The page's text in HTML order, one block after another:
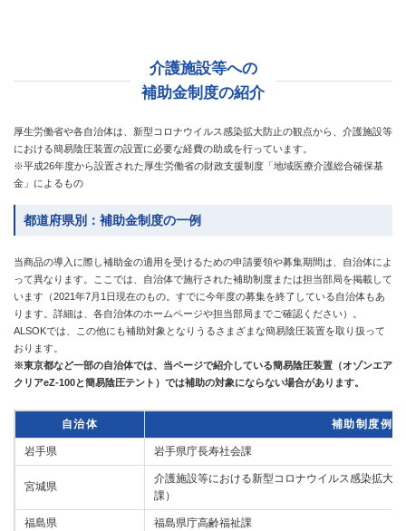
介護施設等への
補助金制度の紹介
厚生労働省や各自治体は、新型コロナウイルス感染拡大防止の観点から、介護施設等
における簡易陰圧装置の設置に必要な経費の助成を行っています。
※平成26年度から設置された厚生労働省の財政支援制度「地域医療介護総合確保基
金」によるもの
都道府県別：補助金制度の一例
当商品の導入に際し補助金の適用を受けるための申請要領や募集期間は、自治体によ
って異なります。ここでは、自治体で施行された補助制度または担当部局を掲載して
います（2021年7月1日現在のもの。すでに今年度の募集を終了している自治体もあ
ります。詳細は、各自治体のホームページや担当部局までご確認ください）。
ALSOKでは、この他にも補助対象となりうるさまざまな簡易陰圧装置を取り扱って
おります。
※東京都など一部の自治体では、当ページで紹介している簡易陰圧装置（オゾンエア
クリアeZ-100と簡易陰圧テント）では補助の対象にならない場合があります。
自治体 補助制度例
岩手県 岩手県庁長寿社会課
宮城県
介護施設等における新型コロナウイルス感染拡大
課）
福島県 福島県庁高齢福祉課